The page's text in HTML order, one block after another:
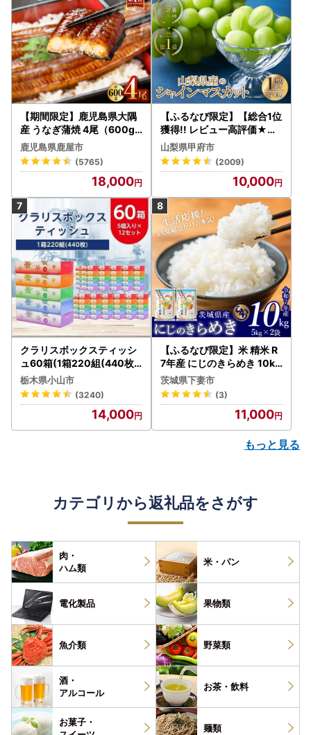
【期間限定】鹿児島県大隅
産 うなぎ蒲焼 4尾（600g
） KN007-004-04-cp18
うなぎ 鰻 魚 惣菜 総菜
鹿児島県鹿屋市
(5765)
18,000
【ふるなび限定】【総合1位
獲得!! レビュー高評価★】
〈2026年度配送分〉山梨
県産 シャインマスカット 2
～3房（1.0kg以上）シャイ
ン フルーツ FN-Limited-S
P
山梨県甲府市
(2009)
10,000
クラリスボックスティッシ
ュ60箱(1箱220組(440枚))
(5個入り×12セット)【配送
不可地域：離島・沖縄県】
【1256759】
栃木県小山市
(3240)
14,000
【ふるなび限定】米 精米 R
7年産 にじのきらめき 10kg
10月 FN-Limited-PR
茨城県下妻市
(3)
11,000
もっと見る
カテゴリから返礼品をさがす
肉・
ハム類
米・パン
電化製品 果物類
魚介類 野菜類
酒・
アルコール
お茶・ 飲料
お菓子・
麺類